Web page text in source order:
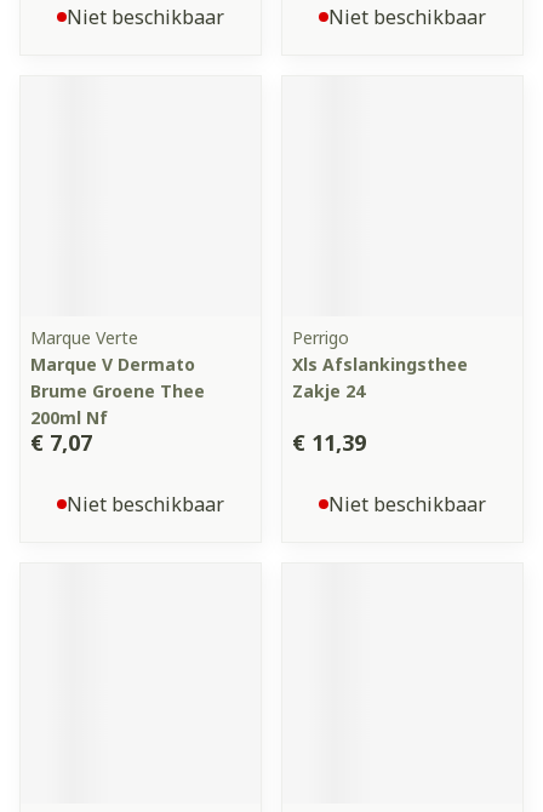
Niet beschikbaar Niet beschikbaar
Marque Verte
Marque V Dermato
Brume Groene Thee
200ml Nf
€ 7,07
Niet beschikbaar
Perrigo
Xls Afslankingsthee
Zakje 24
€ 11,39
Niet beschikbaar